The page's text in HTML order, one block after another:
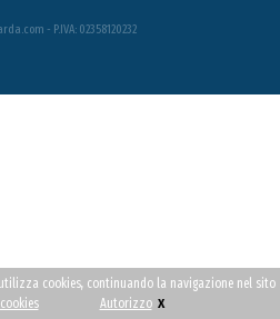
- P.IVA: 02358120232
cookies, continuando la navigazione nel sito
cookies Autorizzo x